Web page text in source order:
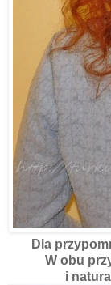
Dla
W obu
i